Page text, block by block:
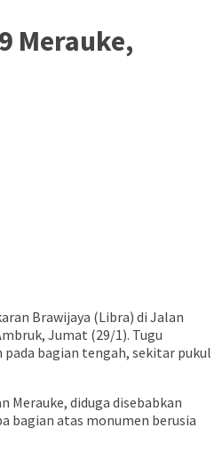
Merauke,
Brawijaya (Libra) di Jalan
Jumat (29/1). Tugu
bagian tengah, sekitar pukul
Merauke, diduga disebabkan
bagian atas monumen berusia